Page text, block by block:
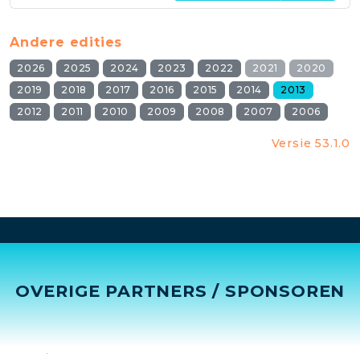
Andere edities
2026 2025 2024 2023 2022 2021
2020
2019
2018 2017 2016 2015 2014
2013
2012
2011 2010 2009 2008 2007 2006
Versie 53.1.0
OVERIGE PARTNERS / SPONSOREN